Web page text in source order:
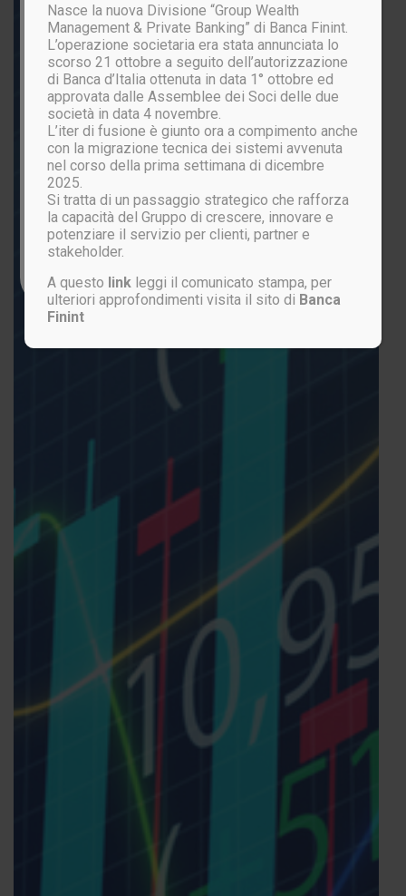
ACCEDI
Password persa?
Non sei ancora registrato?
Nasce la nuova Divisione “Group Wealth
Management & Private Banking” di Banca Finint.
L’operazione societaria era stata annunciata lo
scorso 21 ottobre a seguito dell’autorizzazione
di Banca d’Italia ottenuta in data 1° ottobre ed
approvata dalle Assemblee dei Soci delle due
società in data 4 novembre.
L’iter di fusione è giunto ora a compimento anche
con la migrazione tecnica dei sistemi avvenuta
nel corso della prima settimana di dicembre
2025.
Si tratta di un passaggio strategico che rafforza
la capacità del Gruppo di crescere, innovare e
potenziare il servizio per clienti, partner e
stakeholder.
A questo link leggi il comunicato stampa, per
ulteriori approfondimenti visita il sito di Banca
Finint